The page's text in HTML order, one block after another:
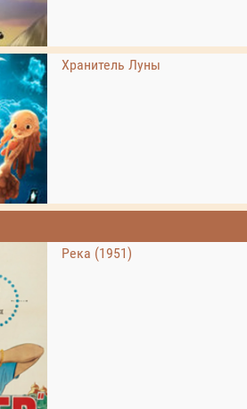
Хранитель Луны
Река (1951)